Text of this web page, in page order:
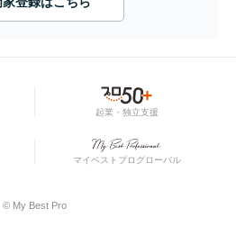
起業・独立支援
マイベストプログローバル
© My Best Pro